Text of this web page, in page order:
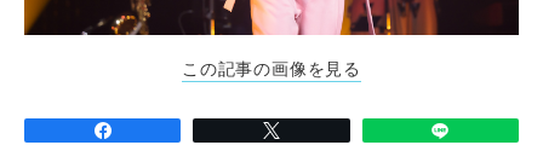
この記事の画像を見る